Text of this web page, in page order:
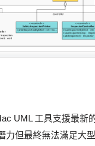
UML 工具支援最新
力但最終無法滿足大